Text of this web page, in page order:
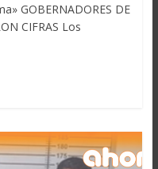
GOBERNADORES DE
CIFRAS Los